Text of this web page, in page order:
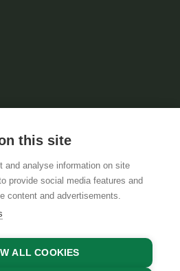
DATA PROTECTION
this site
and analyse information on site
provide social media features and
content and advertisements.
ALL COOKIES